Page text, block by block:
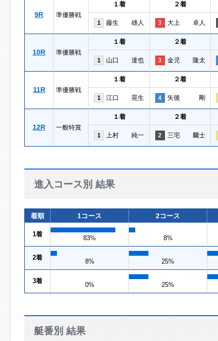
9R 準優勝戦
１着 ２着
1 藤生 雄人 3 大上 卓人
10R 準優勝戦
１着 ２着
1 山口 達也 3 金児 隆太
11R 準優勝戦
１着 ２着
1 江口 晃生 4 矢後 剛
12R 一般特賞
１着 ２着
1 上村 純一 2 三宅 爾士
進入コース別 結果
着順 1コース 2コース
1着
83% 8%
2着
8% 25%
3着
0% 25%
艇番別 結果